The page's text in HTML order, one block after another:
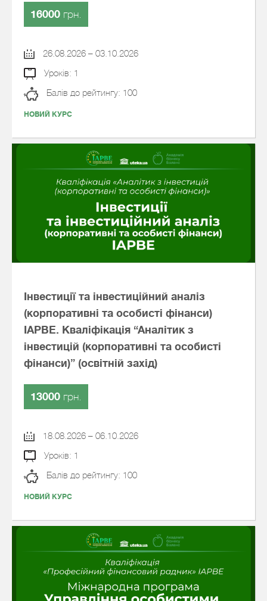
16000 грн.
26.08.2026 – 03.10.2026
Уроків: 1
Балів до рейтингу: 100
НОВИЙ КУРС
Інвестиції та інвестиційний аналіз
(корпоративні та особисті фінанси)
IAPBE. Кваліфікація “Аналітик з
інвестицій (корпоративні та особисті
фінанси)” (освітній захід)
13000 грн.
18.08.2026 – 06.10.2026
Уроків: 1
Балів до рейтингу: 100
НОВИЙ КУРС